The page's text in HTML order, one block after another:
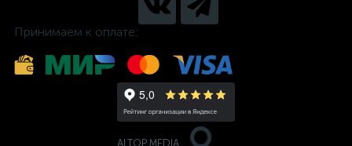
Принимаем к оплате:
ALTOP MEDIA